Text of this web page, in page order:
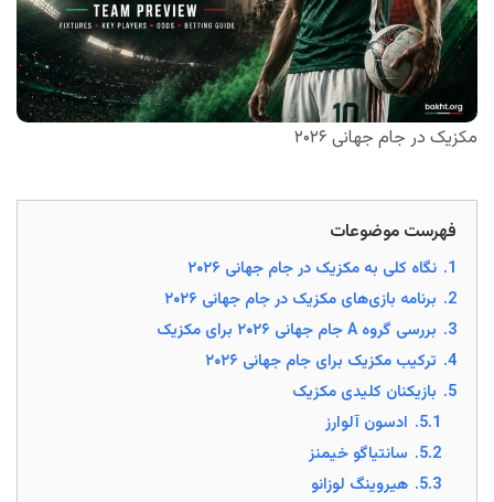
مکزیک در جام جهانی ۲۰۲۶
فهرست موضوعات
1. نگاه کلی به مکزیک در جام جهانی ۲۰۲۶
2. برنامه بازی‌های مکزیک در جام جهانی ۲۰۲۶
3. بررسی گروه A جام جهانی ۲۰۲۶ برای مکزیک
4. ترکیب مکزیک برای جام جهانی ۲۰۲۶
5. بازیکنان کلیدی مکزیک
5.1. ادسون آلوارز
5.2. سانتیاگو خیمنز
5.3. هیروینگ لوزانو